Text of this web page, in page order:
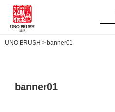
UNO BRUSH > banner01
banner01